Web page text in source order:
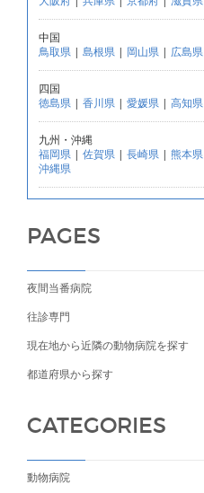
中国
鳥取県 | 島根県 | 岡山県 | 広島県
四国
徳島県 | 香川県 | 愛媛県 | 高知県
九州・沖縄
福岡県 | 佐賀県 | 長崎県 | 熊本県
沖縄県
PAGES
夜間当番病院
往診専門
現在地から近隣の動物病院を探す
都道府県から探す
CATEGORIES
動物病院